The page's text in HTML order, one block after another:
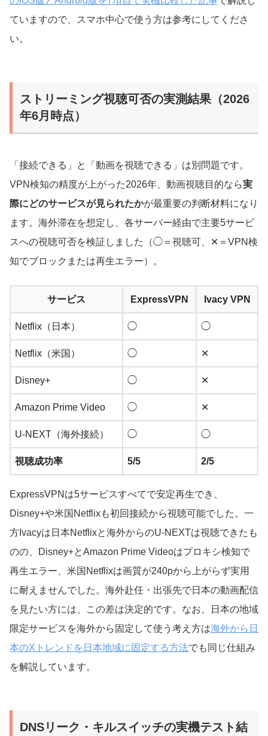
ていますので、スマホ中心で使う方は参考にしてくださ
い。
ストリーミング視聴可否の実測結果（2026
年6月時点）
「接続できる」と「動画を視聴できる」は別問題です。
VPN検知の精度が上がった2026年、動画視聴目的なら実
際にどのサービスが見られたかが最重要の判断材料になり
ます。海外滞在を想定し、各サーバー経由で主要5サービ
スへの視聴可否を検証しました（◯＝視聴可、✕＝VPN検
知でブロックまたは再生エラー）。
サービス ExpressVPN Ivacy VPN
Netflix（日本） ◯ ◯
Netflix（米国） ◯ ✕
Disney+ ◯ ✕
Amazon Prime Video ◯ ✕
U-NEXT（海外接続） ◯ ◯
視聴成功率 5/5 2/5
ExpressVPNは5サービスすべてで安定再生でき、
Disney+や米国Netflixも初回接続から視聴可能でした。一
方Ivacyは日本Netflixと海外からのU-NEXTは視聴できたも
のの、Disney+とAmazon Prime Videoはプロキシ検知で
再生エラー、米国Netflixは画質が240pから上がらず実用
に耐えませんでした。海外赴任・出張先で日本の動画配信
を見たい方には、この差は決定的です。なお、日本の地域
限定サービスを海外から固定して使う考え方は海外から日
本のXトレンドを日本地域に固定する方法でも同じ仕組み
を解説しています。
DNSリーク・キルスイッチの実機テスト結